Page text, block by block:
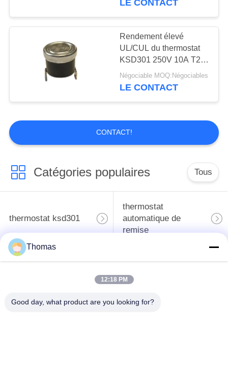
LE CONTACT
Rendement élevé
UL/CUL du thermostat
KSD301 250V 10A T24-
CR9-TB actionnant
0℃~250℃
Négociable MOQ:Négociables
LE CONTACT
CONTACT!
Catégories populaires Tous
thermostat ksd301
thermostat
automatique de
remise
Thermostat de
interrupteur ksd301
commutateur de
Commutateur
Thomas
12:18 PM
Good day, what product are you looking for?